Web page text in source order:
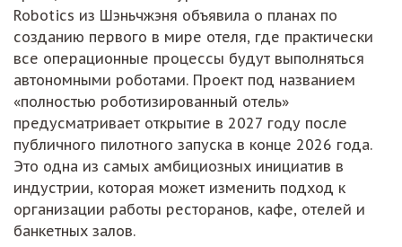
Robotics из Шэньчжэня объявила о планах по
созданию первого в мире отеля, где практически
все операционные процессы будут выполняться
автономными роботами. Проект под названием
«полностью роботизированный отель»
предусматривает открытие в 2027 году после
публичного пилотного запуска в конце 2026 года.
Это одна из самых амбициозных инициатив в
индустрии, которая может изменить подход к
организации работы ресторанов, кафе, отелей и
банкетных залов.